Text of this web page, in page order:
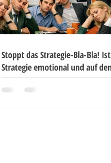
Stoppt das Strategie-Bla-Bla!
Strategie emotional und auf
formuliert?